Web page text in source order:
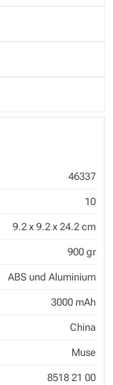
46337
10
9.2 x 9.2 x 24.2 cm
900 gr
ABS und Aluminium
3000 mAh
China
Muse
8518 21 00